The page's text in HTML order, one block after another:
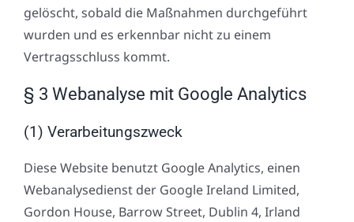
gelöscht, sobald die Maßnahmen durchgeführt
wurden und es erkennbar nicht zu einem
Vertragsschluss kommt.
§ 3 Webanalyse mit Google Analytics
(1) Verarbeitungszweck
Diese Website benutzt Google Analytics, einen
Webanalysedienst der Google Ireland Limited,
Gordon House, Barrow Street, Dublin 4, Irland